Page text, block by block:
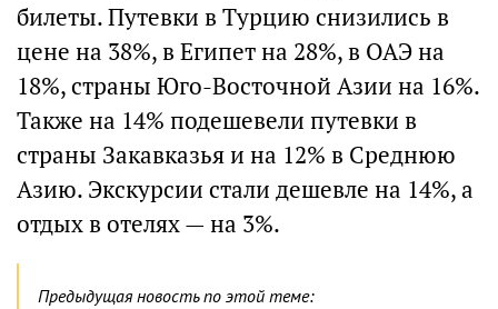
билеты. Путевки в Турцию снизились в
цене на 38%, в Египет на 28%, в ОАЭ на
18%, страны Юго-Восточной Азии на 16%.
Также на 14% подешевели путевки в
страны Закавказья и на 12% в Среднюю
Азию. Экскурсии стали дешевле на 14%, а
отдых в отелях — на 3%.
Предыдущая новость по этой теме: